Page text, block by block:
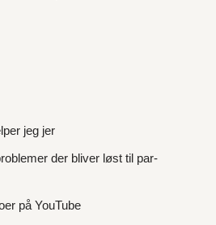
jeg jer
der bliver løst til par-
på YouTube